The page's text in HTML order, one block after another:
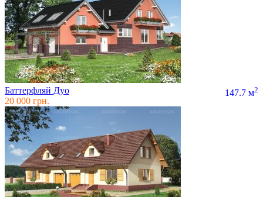
Баттерфляй Дуо 147.7 м2
20 000 грн.